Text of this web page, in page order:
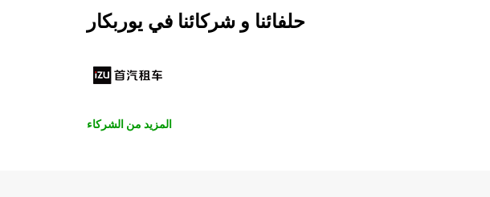
حلفائنا و شركائنا في يوربكار
المزيد من الشركاء